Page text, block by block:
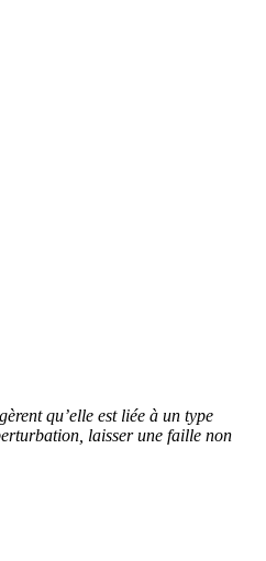
qu’elle est liée à un type
laisser une faille non